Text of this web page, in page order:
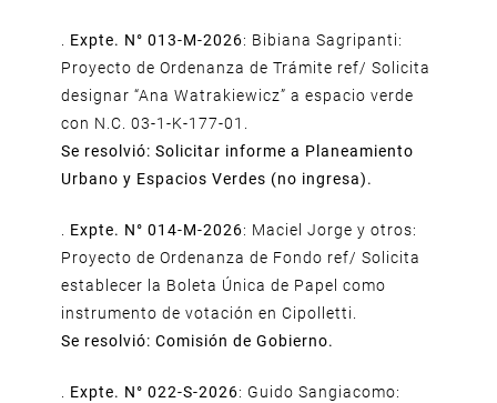
Expte. N° 013-M-2026: Bibiana Sagripanti:
Proyecto de Ordenanza de Trámite ref/ Solicita
designar “Ana Watrakiewicz” a espacio verde
con N.C. 03-1-K-177-01.
Se resolvió: Solicitar informe a Planeamiento
Urbano y Espacios Verdes (no ingresa).
Expte. N° 014-M-2026: Maciel Jorge y otros:
Proyecto de Ordenanza de Fondo ref/ Solicita
establecer la Boleta Única de Papel como
instrumento de votación en Cipolletti.
Se resolvió: Comisión de Gobierno.
Expte. N° 022-S-2026: Guido Sangiacomo: